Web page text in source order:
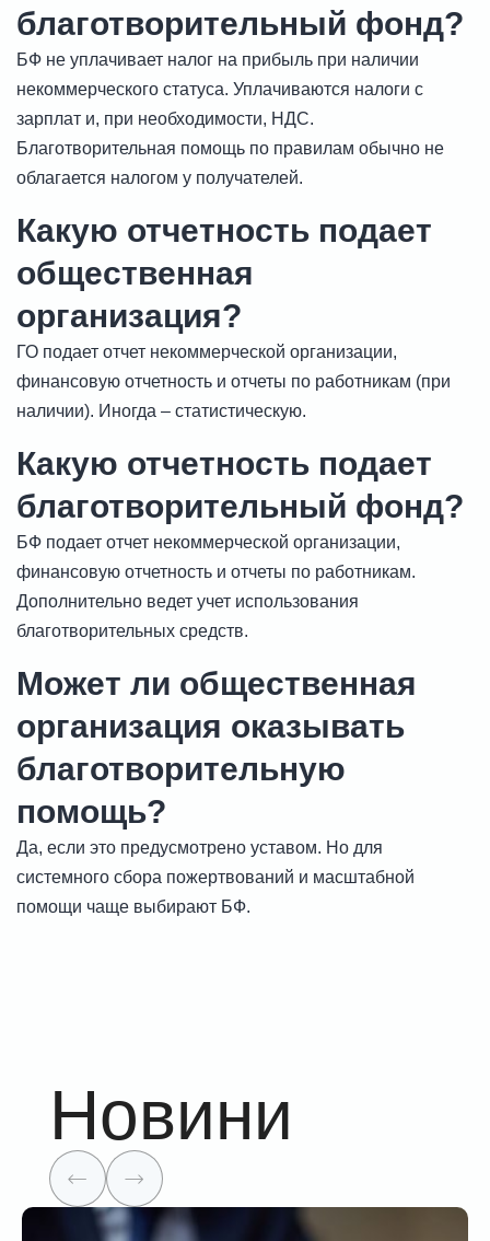
благотворительный фонд?
БФ не уплачивает налог на прибыль при наличии
некоммерческого статуса. Уплачиваются налоги с
зарплат и, при необходимости, НДС.
Благотворительная помощь по правилам обычно не
облагается налогом у получателей.
Какую отчетность подает
общественная
организация?
ГО подает отчет некоммерческой организации,
финансовую отчетность и отчеты по работникам (при
наличии). Иногда – статистическую.
Какую отчетность подает
благотворительный фонд?
БФ подает отчет некоммерческой организации,
финансовую отчетность и отчеты по работникам.
Дополнительно ведет учет использования
благотворительных средств.
Может ли общественная
организация оказывать
благотворительную
помощь?
Да, если это предусмотрено уставом. Но для
системного сбора пожертвований и масштабной
помощи чаще выбирают БФ.
Новини